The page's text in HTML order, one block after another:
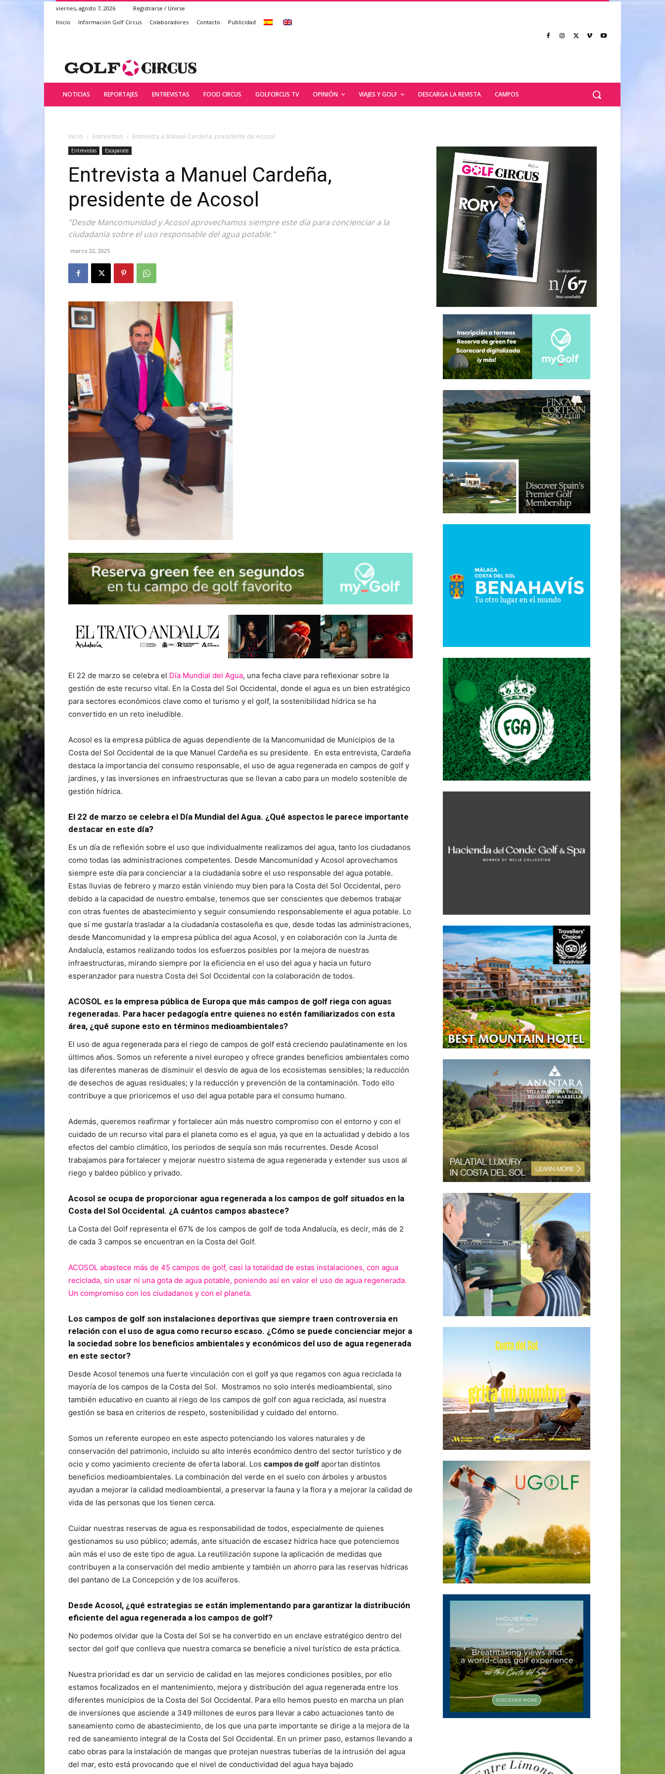
viernes, agosto 7, 2026
Registrarse / Unirse
Inicio
Información Golf Circus Colaboradores Contacto Publicidad
NOTICIAS REPORTAJES ENTREVISTAS FOOD CIRCUS GOLFCIRCUS TV OPINIÓN VIAJES Y GOLF DESCARGA LA REVISTA CAMPOS
Inicio Entrevistas Entrevista a Manuel Cardeña, presidente de Acosol
Entrevistas Escaparate
Entrevista a Manuel Cardeña,
presidente de Acosol
"Desde Mancomunidad y Acosol aprovechamos siempre este día para concienciar a la
ciudadanía sobre el uso responsable del agua potable."
marzo 22, 2025
El 22 de marzo se celebra el Día Mundial del Agua, una fecha clave para reflexionar sobre la
gestión de este recurso vital. En la Costa del Sol Occidental, donde el agua es un bien estratégico
para sectores económicos clave como el turismo y el golf, la sostenibilidad hídrica se ha
convertido en un reto ineludible.
Acosol es la empresa pública de aguas dependiente de la Mancomunidad de Municipios de la
Costa del Sol Occidental de la que Manuel Cardeña es su presidente. En esta entrevista, Cardeña
destaca la importancia del consumo responsable, el uso de agua regenerada en campos de golf y
jardines, y las inversiones en infraestructuras que se llevan a cabo para un modelo sostenible de
gestión hídrica.
El 22 de marzo se celebra el Día Mundial del Agua. ¿Qué aspectos le parece importante
destacar en este día?
Es un día de reflexión sobre el uso que individualmente realizamos del agua, tanto los ciudadanos
como todas las administraciones competentes. Desde Mancomunidad y Acosol aprovechamos
siempre este día para concienciar a la ciudadanía sobre el uso responsable del agua potable.
Estas lluvias de febrero y marzo están viniendo muy bien para la Costa del Sol Occidental, pero
debido a la capacidad de nuestro embalse, tenemos que ser conscientes que debemos trabajar
con otras fuentes de abastecimiento y seguir consumiendo responsablemente el agua potable. Lo
que sí me gustaría trasladar a la ciudadanía costasoleña es que, desde todas las administraciones,
desde Mancomunidad y la empresa pública del agua Acosol, y en colaboración con la Junta de
Andalucía, estamos realizando todos los esfuerzos posibles por la mejora de nuestras
infraestructuras, mirando siempre por la eficiencia en el uso del agua y hacia un futuro
esperanzador para nuestra Costa del Sol Occidental con la colaboración de todos.
ACOSOL es la empresa pública de Europa que más campos de golf riega con aguas
regeneradas. Para hacer pedagogía entre quienes no estén familiarizados con esta
área, ¿qué supone esto en términos medioambientales?
El uso de agua regenerada para el riego de campos de golf está creciendo paulatinamente en los
últimos años. Somos un referente a nivel europeo y ofrece grandes beneficios ambientales como
las diferentes maneras de disminuir el desvío de agua de los ecosistemas sensibles; la reducción
de desechos de aguas residuales; y la reducción y prevención de la contaminación. Todo ello
contribuye a que prioricemos el uso del agua potable para el consumo humano.
Además, queremos reafirmar y fortalecer aún más nuestro compromiso con el entorno y con el
cuidado de un recurso vital para el planeta como es el agua, ya que en la actualidad y debido a los
efectos del cambio climático, los periodos de sequía son más recurrentes. Desde Acosol
trabajamos para fortalecer y mejorar nuestro sistema de agua regenerada y extender sus usos al
riego y baldeo público y privado.
Acosol se ocupa de proporcionar agua regenerada a los campos de golf situados en la
Costa del Sol Occidental. ¿A cuántos campos abastece?
La Costa del Golf representa el 67% de los campos de golf de toda Andalucía, es decir, más de 2
de cada 3 campos se encuentran en la Costa del Golf.
ACOSOL abastece más de 45 campos de golf, casi la totalidad de estas instalaciones, con agua
reciclada, sin usar ni una gota de agua potable, poniendo así en valor el uso de agua regenerada.
Un compromiso con los ciudadanos y con el planeta.
Los campos de golf son instalaciones deportivas que siempre traen controversia en
relación con el uso de agua como recurso escaso. ¿Cómo se puede concienciar mejor a
la sociedad sobre los beneficios ambientales y económicos del uso de agua regenerada
en este sector?
Desde Acosol tenemos una fuerte vinculación con el golf ya que regamos con agua reciclada la
mayoría de los campos de la Costa del Sol. Mostramos no solo interés medioambiental, sino
también educativo en cuanto al riego de los campos de golf con agua reciclada, así nuestra
gestión se basa en criterios de respeto, sostenibilidad y cuidado del entorno.
Somos un referente europeo en este aspecto potenciando los valores naturales y de
conservación del patrimonio, incluido su alto interés económico dentro del sector turístico y de
ocio y como yacimiento creciente de oferta laboral. Los campos de golf aportan distintos
beneficios medioambientales. La combinación del verde en el suelo con árboles y arbustos
ayudan a mejorar la calidad medioambiental, a preservar la fauna y la flora y a mejorar la calidad de
vida de las personas que los tienen cerca.
Cuidar nuestras reservas de agua es responsabilidad de todos, especialmente de quienes
gestionamos su uso público; además, ante situación de escasez hídrica hace que potenciemos
aún más el uso de este tipo de agua. La reutilización supone la aplicación de medidas que
contribuyen a la conservación del medio ambiente y también un ahorro para las reservas hídricas
del pantano de La Concepción y de los acuíferos.
Desde Acosol, ¿qué estrategias se están implementando para garantizar la distribución
eficiente del agua regenerada a los campos de golf?
No podemos olvidar que la Costa del Sol se ha convertido en un enclave estratégico dentro del
sector del golf que conlleva que nuestra comarca se beneficie a nivel turístico de esta práctica.
Nuestra prioridad es dar un servicio de calidad en las mejores condiciones posibles, por ello
estamos focalizados en el mantenimiento, mejora y distribución del agua regenerada entre los
diferentes municipios de la Costa del Sol Occidental. Para ello hemos puesto en marcha un plan
de inversiones que asciende a 349 millones de euros para llevar a cabo actuaciones tanto de
saneamiento como de abastecimiento, de los que una parte importante se dirige a la mejora de la
red de saneamiento integral de la Costa del Sol Occidental. En un primer paso, estamos llevando a
cabo obras para la instalación de mangas que protejan nuestras tuberías de la intrusión del agua
del mar, esto está provocando que el nivel de conductividad del agua haya bajado